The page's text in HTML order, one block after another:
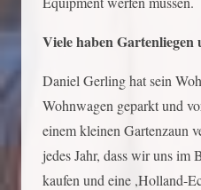
Viele haben Gartenliegen
Daniel Gerling hat sein
Wohnwagen geparkt und
einem kleinen Gartenzaun
jedes Jahr, dass wir uns im
kaufen und eine ,Holland-